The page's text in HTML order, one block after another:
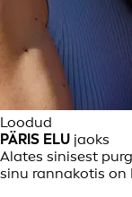
Loodud
PÄRIS ELU jaoks
Alates sinisest
sinu rannakotis on